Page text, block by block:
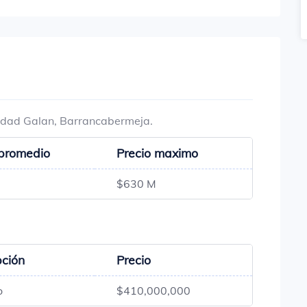
Galan, Barrancabermeja.
Precio maximo
$630 M
Precio
$410,000,000